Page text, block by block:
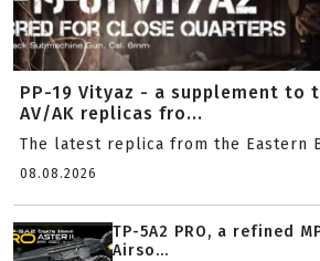
PP-19 Vityaz - a supplement to
AV/AK replicas fro...
The latest replica from the Eastern
08.08.2026
TP-5A2 PRO, a refined
Airso...